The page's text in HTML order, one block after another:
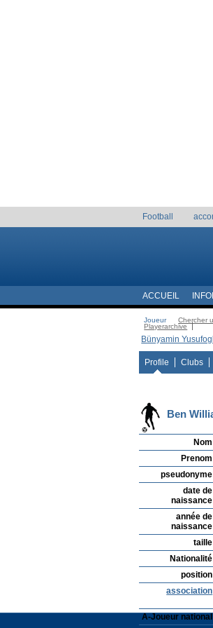
Football
ACCUEIL
Joueur Chercher
Playerarchive
Bünyamin
Profile Clubs
Ben
Nom
Prenom
pseudonyme
date de
naissance
année de
naissance
taille
Nationalité
position
association
A-Joueur national